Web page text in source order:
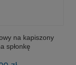
na kapiszony
spłonkę